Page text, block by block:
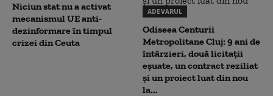
Niciun stat nu a activat
mecanismul UE anti-
dezinformare în timpul
crizei din Ceuta
ADEVARUL
Odiseea Centurii
Metropolitane Cluj: 9 ani de
întârzieri, două licitații
eșuate, un contract reziliat
și un proiect luat din nou
la...